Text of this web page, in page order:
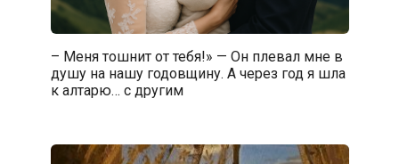
– Меня тошнит от тебя!» — Он плевал мне в
душу на нашу годовщину. А через год я шла
к алтарю… с другим